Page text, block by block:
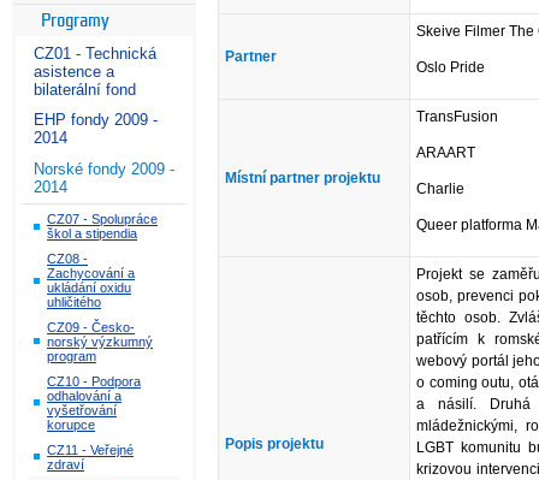
Programy
CZ01 - Technická
asistence a
bilaterální fond
EHP fondy 2009 -
2014
Norské fondy 2009 -
2014
CZ07 - Spolupráce
škol a stipendia
CZ08 -
Zachycování a
ukládání oxidu
uhličitého
CZ09 - Česko-
norský výzkumný
program
CZ10 - Podpora
odhalování a
vyšetřování
korupce
CZ11 - Veřejné
zdraví
Partner
Skeive Filmer
Oslo Pride
Místní partner projektu
TransFusion
ARAART
Charlie
Queer platforma
Popis projektu
Projekt se
osob, prevenci
těchto osob.
patřícím k
webový portál
o coming outu,
a násilí. Druhá
mládežnickými,
LGBT komunitu
krizovou